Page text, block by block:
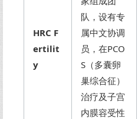
HRC F
ertilit
y
队，设有专
属中文协调
员，在PCO
S（多囊卵
巢综合征）
治疗及子宫
内膜容受性